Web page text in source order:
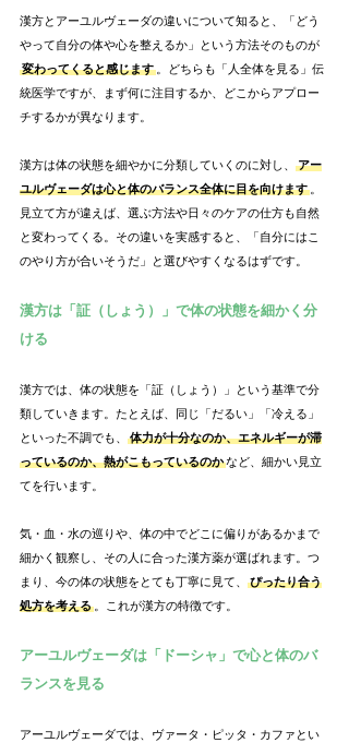
漢方とアーユルヴェーダの違いについて知ると、「どう
やって自分の体や心を整えるか」という方法そのものが
変わってくると感じます 。どちらも「人全体を見る」伝
統医学ですが、まず何に注目するか、どこからアプロー
チするかが異なります。
漢方は体の状態を細やかに分類していくのに対し、
アー
ユルヴェーダは心と体のバランス全体に目を向けます 。
見立て方が違えば、選ぶ方法や日々のケアの仕方も自然
と変わってくる。その違いを実感すると、「自分にはこ
のやり方が合いそうだ」と選びやすくなるはずです。
漢方は「証（しょう）」で体の状態を細かく分
ける
漢方では、体の状態を「証（しょう）」という基準で分
類していきます。たとえば、同じ「だるい」「冷える」
といった不調でも、
体力が十分なのか、エネルギーが滞
っているのか、熱がこもっているのかなど、細かい見立
てを行います。
気・血・水の巡りや、体の中でどこに偏りがあるかまで
細かく観察し、その人に合った漢方薬が選ばれます。つ
まり、今の体の状態をとても丁寧に見て、
ぴったり合う
処方を考える 。これが漢方の特徴です。
アーユルヴェーダは「ドーシャ」で心と体のバ
ランスを見る
アーユルヴェーダでは、ヴァータ・ピッタ・カファとい